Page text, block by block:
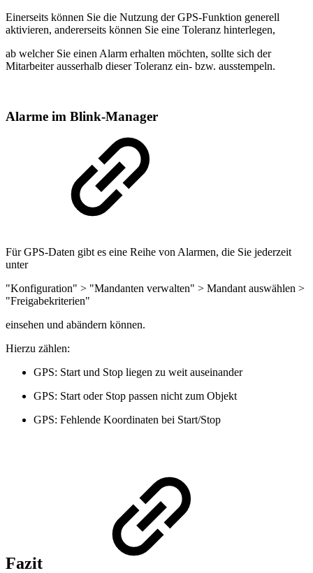
Einerseits können Sie die Nutzung der GPS-Funktion generell
aktivieren, andererseits können Sie eine Toleranz hinterlegen,
ab welcher Sie einen Alarm erhalten möchten, sollte sich der
Mitarbeiter ausserhalb dieser Toleranz ein- bzw. ausstempeln.
Alarme im Blink-Manager
Für GPS-Daten gibt es eine Reihe von Alarmen, die Sie jederzeit
unter
"Konfiguration" > "Mandanten verwalten" > Mandant auswählen >
"Freigabekriterien"
einsehen und abändern können.
Hierzu zählen:
GPS: Start und Stop liegen zu weit auseinander
GPS: Start oder Stop passen nicht zum Objekt
GPS: Fehlende Koordinaten bei Start/Stop
Fazit